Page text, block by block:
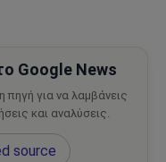
Google News
για να λαμβάνεις
και αναλύσεις.
source